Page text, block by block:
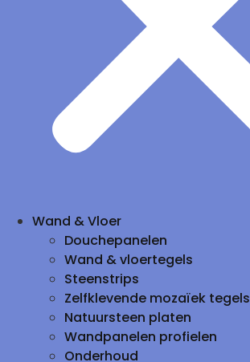
Wand & Vloer
Douchepanelen
Wand & vloertegels
Steenstrips
Zelfklevende mozaïek tegels
Natuursteen platen
Wandpanelen profielen
Onderhoud